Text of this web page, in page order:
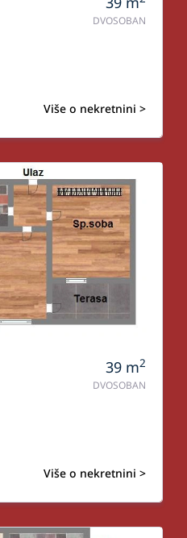
DVOSOBAN
Više o nekretnini >
39 m2
DVOSOBAN
Više o nekretnini >